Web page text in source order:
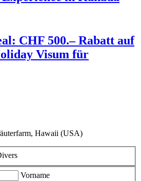
CHF 500.– Rabatt auf
Visum für
Hawaii (USA)
Vorname